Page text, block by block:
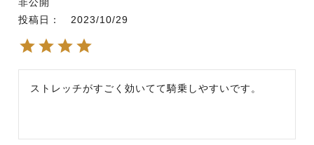
投稿日
2023/10/29
ストレッチがすごく効いてて騎乗しやすいです。